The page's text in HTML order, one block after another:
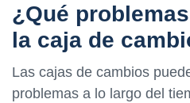
¿Qué
la caja de
Las cajas de cambios
problemas a lo largo del